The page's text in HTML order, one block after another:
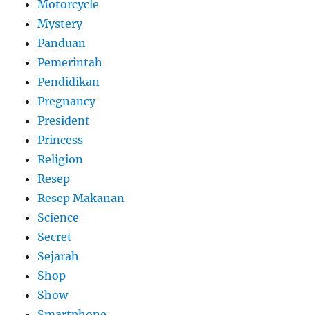
Motorcycle
Mystery
Panduan
Pemerintah
Pendidikan
Pregnancy
President
Princess
Religion
Resep
Resep Makanan
Science
Secret
Sejarah
Shop
Show